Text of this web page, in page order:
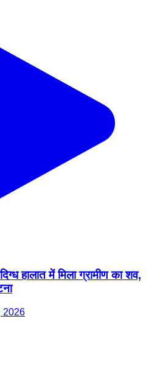
हालात में मिला ग्रामीण का शव,
2026